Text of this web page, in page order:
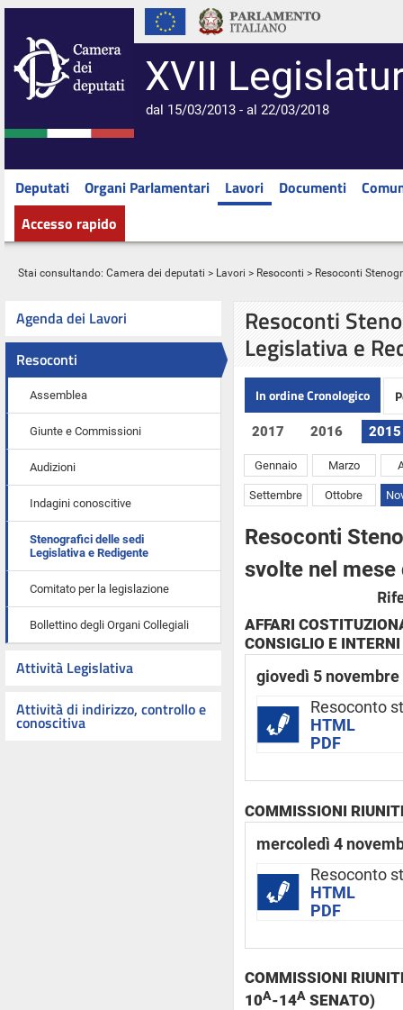
XVII
dal 15/03/2013 - al 22/03/2018
Deputati Organi Parlamentari Lavori Documenti
Accesso rapido
Stai consultando: Camera dei deputati > Lavori > Resoconti > Resoconti
Agenda dei Lavori
Resoconti
Assemblea
Giunte e Commissioni
Audizioni
Indagini conoscitive
Stenografici delle sedi
Legislativa e Redigente
Comitato per la legislazione
Bollettino degli Organi Collegiali
Attività Legislativa
Attività di indirizzo, controllo e
conoscitiva
Resoconti
Legislativa e
In ordine Cronologico
2017 2016 2015
Gennaio Marzo
Settembre Ottobre
Resoconti
svolte nel
AFFARI
CONSIGLIO E
giovedì 5 novembre
Resoconto
HTML
PDF
COMMISSIONI
mercoledì 4
Resoconto
HTML
PDF
COMMISSIONI
10A-14A SENATO)